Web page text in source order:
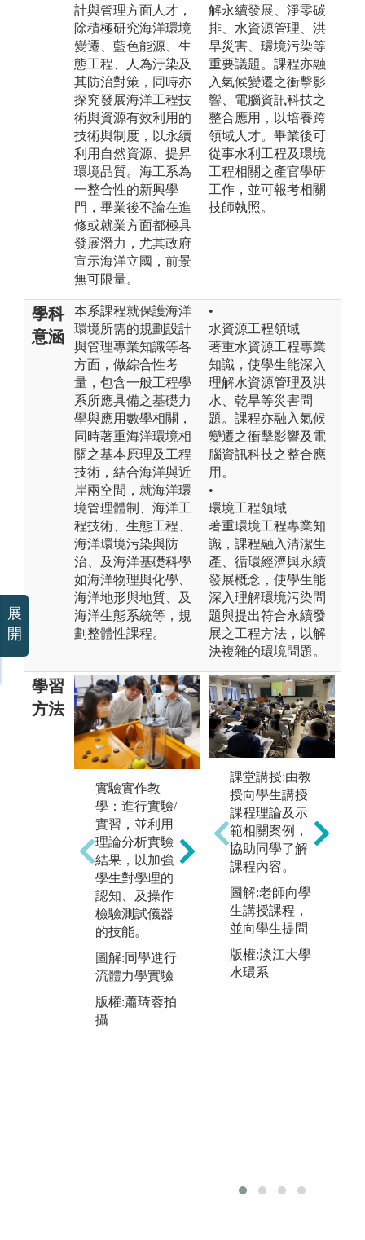
計與管理方面人才，
除積極研究海洋環境
變遷、藍色能源、生
態工程、人為汙染及
其防治對策，同時亦
探究發展海洋工程技
術與資源有效利用的
技術與制度，以永續
利用自然資源、提昇
環境品質。海工系為
一整合性的新興學
門，畢業後不論在進
修或就業方面都極具
發展潛力，尤其政府
宣示海洋立國，前景
無可限量。
解永續發展、淨零碳
排、水資源管理、洪
旱災害、環境污染等
重要議題。課程亦融
入氣候變遷之衝擊影
響、電腦資訊科技之
整合應用，以培養跨
領域人才。畢業後可
從事水利工程及環境
工程相關之產官學研
工作，並可報考相關
技師執照。
學科
意涵
本系課程就保護海洋
環境所需的規劃設計
與管理專業知識等各
方面，做綜合性考
量，包含一般工程學
系所應具備之基礎力
學與應用數學相關，
同時著重海洋環境相
關之基本原理及工程
技術，結合海洋與近
岸兩空間，就海洋環
境管理體制、海洋工
程技術、生態工程、
海洋環境污染與防
治、及海洋基礎科學
如海洋物理與化學、
海洋地形與地質、及
海洋生態系統等，規
劃整體性課程。
•
水資源工程領域
著重水資源工程專業
知識，使學生能深入
理解水資源管理及洪
水、乾旱等災害問
題。課程亦融入氣候
變遷之衝擊影響及電
腦資訊科技之整合應
用。
•
環境工程領域
著重環境工程專業知
識，課程融入清潔生
產、循環經濟與永續
發展概念，使學生能
深入理解環境污染問
題與提出符合永續發
展之工程方法，以解
決複雜的環境問題。
學習
方法
實驗實作教
學：進行實驗/
實習，並利用
理論分析實驗
結果，以加強
學生對學理的
認知、及操作
檢驗測試儀器
的技能。
圖解:同學進行
流體力學實驗
版權:蕭琦蓉拍
攝
成果展示：透
過教師有目標
之引導，以團
隊競賽形式，
於遊戲中建構
專業能力，提
趣，由學生自
行設計並實際
完成作品，後
續以專案及報
告形式分享成
課堂講授:由教
授向學生講授
課程理論及示
範相關案例，
協助同學了解
課程內容。
圖解:老師向學
生講授課程，
並向學生提問
版權:淡江大學
水環系
展
開